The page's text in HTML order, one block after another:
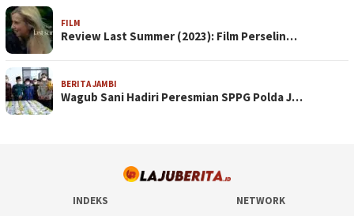
FILM
Review Last Summer (2023): Film Perselin…
BERITA JAMBI
Wagub Sani Hadiri Peresmian SPPG Polda J…
INDEKS
NETWORK